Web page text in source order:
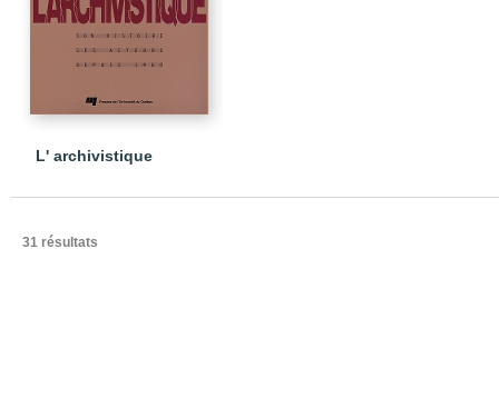
L' archivistique
31 résultats